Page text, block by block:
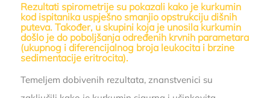
Rezultati spirometrije su pokazali kako je kurkumin
kod ispitanika uspješno smanjio opstrukciju dišnih
puteva. Također, u skupini koja je unosila kurkumin
došlo je do poboljšanja određenih krvnih parametara
(ukupnog i diferencijalnog broja leukocita i brzine
sedimentacije eritrocita).
Temeljem dobivenih rezultata, znanstvenici su